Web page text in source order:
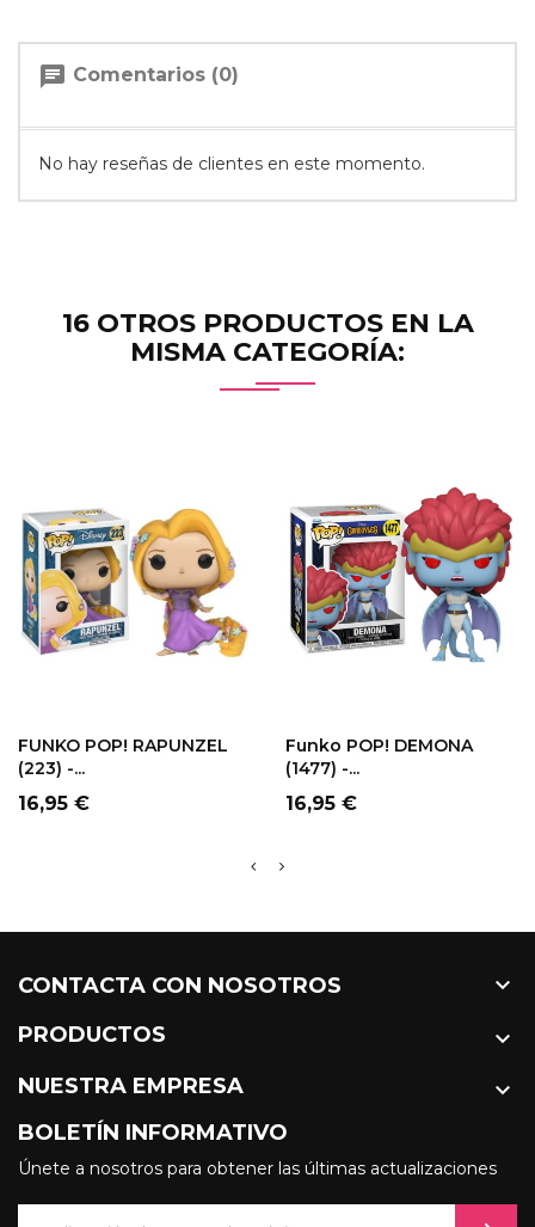
chat Comentarios (0)
No hay reseñas de clientes en este momento.
16 OTROS PRODUCTOS EN LA
MISMA CATEGORÍA:
FUNKO POP! RAPUNZEL
(223) -...
Precio
16,95 €
Funko POP! DEMONA
(1477) -...
Precio
16,95 €
CONTACTA CON NOSOTROS 
PRODUCTOS 
NUESTRA EMPRESA 
BOLETÍN INFORMATIVO
Únete a nosotros para obtener las últimas actualizaciones